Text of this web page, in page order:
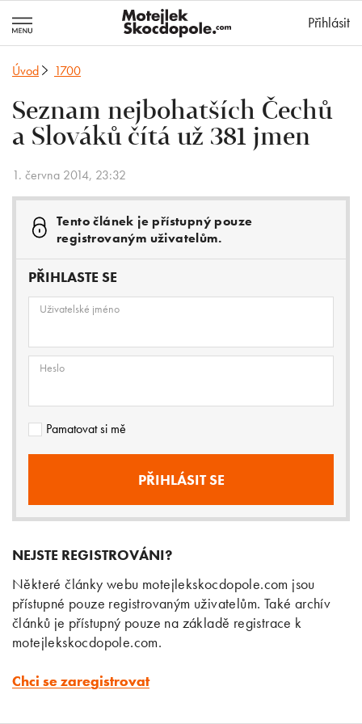
Přihlásit
Úvod 1700
Seznam nejbohatších Čechů
a Slováků čítá už 381 jmen
1. června 2014, 23:32
Tento článek je přístupný pouze
registrovaným uživatelům.
PŘIHLASTE SE
Uživatelské jméno
Heslo
Pamatovat si mě
NEJSTE REGISTROVÁNI?
Některé články webu motejlekskocdopole.com jsou
přístupné pouze registrovaným uživatelům. Také archív
článků je přístupný pouze na základě registrace k
motejlekskocdopole.com.
Chci se zaregistrovat